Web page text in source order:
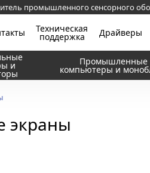
промышленного сенсорного
Техническая
поддержка Драйверы
и Промышленные
компьютеры и
экраны